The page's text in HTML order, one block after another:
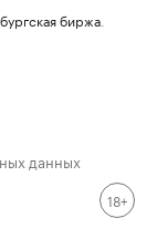
биржа
данных
18+